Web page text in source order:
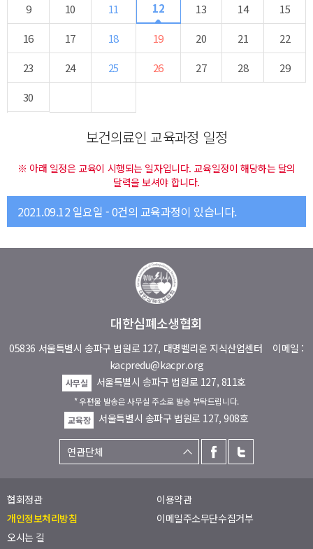
9
10 11 12 13 14
15
16
17 18 19 20 21
22
23
24 25 26 27 28
29
30
보건의료인 교육과정 일정
※ 아래 일정은 교육이 시행되는 일자입니다. 교육일정이 해당하는 달의
달력을 보셔야 합니다.
2021.09.12 일요일 - 0건의 교육과정이 있습니다.
대한심폐소생협회
05836 서울특별시 송파구 법원로 127, 대명벨리온 지식산업센터 이메일 :
kacpredu@kacpr.org
사무실 서울특별시 송파구 법원로 127, 811호
* 우편물 발송은 사무실 주소로 발송 부탁드립니다.
교육장
서울특별시 송파구 법원로 127, 908호
협회정관
이용약관
개인정보처리방침
이메일주소무단수집거부
오시는 길